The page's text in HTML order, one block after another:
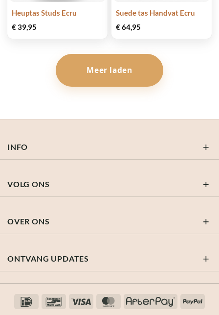
Heuptas Studs Ecru
€39,95
Suede tas Handvat Ecru
€64,95
Meer laden
INFO
VOLG ONS
OVER ONS
ONTVANG UPDATES
IDeal BancontactVisa MasterCard AfterPay